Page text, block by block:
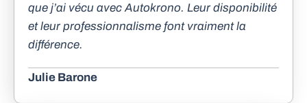
que j’ai vécu avec Autokrono. Leur disponibilité
et leur professionnalisme font vraiment la
différence.
Julie Barone